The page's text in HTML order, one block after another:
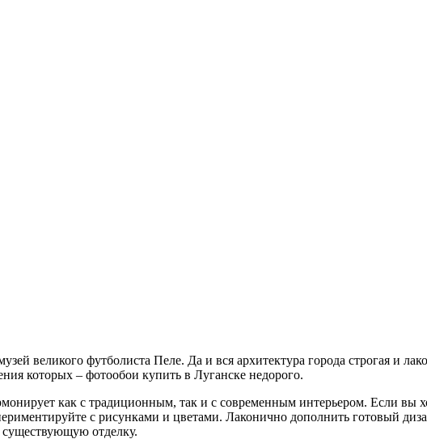
великого футболиста Пеле. Да и вся архитектура города строгая и
которых – фотообои купить в Луганске недорого.
как с традиционным, так и с современным интерьером. Если вы
с рисунками и цветами. Лаконично дополнить готовый
отделку.